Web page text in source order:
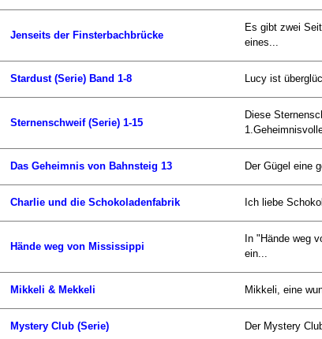
Jenseits der Finsterbachbrücke
Es gibt zwei
eines...
Stardust (Serie) Band 1-8 Lucy ist
Sternenschweif (Serie) 1-15
Diese
Das Geheimnis von Bahnsteig 13 Der Gügel eine
Charlie und die Schokoladenfabrik Ich liebe
Hände weg von Mississippi
In "Hände weg
ein...
Mikkeli & Mekkeli Mikkeli, eine
Mystery Club (Serie) Der Mystery